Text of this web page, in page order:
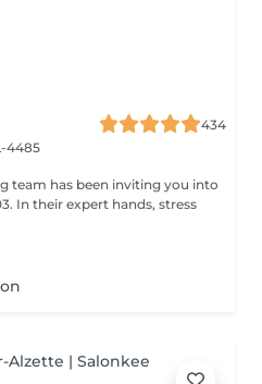
434
4485
team has been inviting you into
In their expert hands, stress